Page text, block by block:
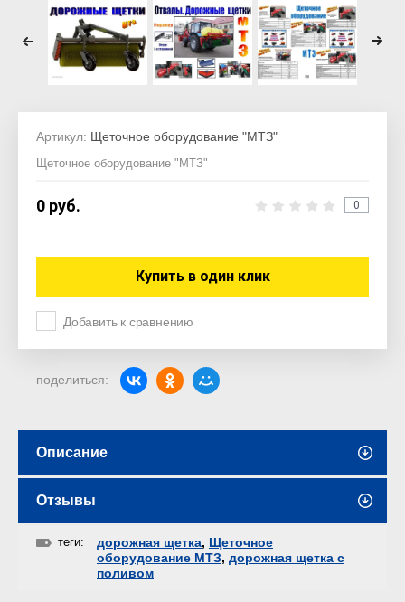
Артикул: Щеточное оборудование "МТЗ"
Щеточное оборудование "МТЗ"
0 руб. 0
Купить в один клик
Добавить к сравнению
поделиться:
Описание
Отзывы
теги: дорожная щетка, Щеточное
оборудование МТЗ, дорожная щетка с
поливом